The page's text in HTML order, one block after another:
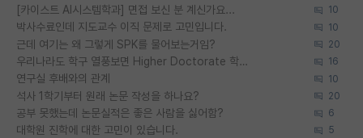
[카이스트 AI시스템학과] 면접 보신 분 계신가요... 10
박사수료인데 지도교수 이직 문제로 고민입니다. 10
근데 여기는 왜 그렇게 SPK를 물어보는거임? 20
우리나라도 학구 열풍보면 Higher Doctorate 학위가 필요하다고 봅니다. 16
연구실 후배와의 관계 10
석사 1학기부터 원래 논문 작성을 하나요? 20
공부 못했는데 논문실적은 좋은 사람을 싫어함? 6
대학원 진학에 대한 고민이 있습니다. 5